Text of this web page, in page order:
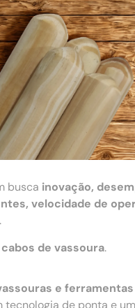
busca inovação,
velocidade de
de vassoura.
e
de ponta e